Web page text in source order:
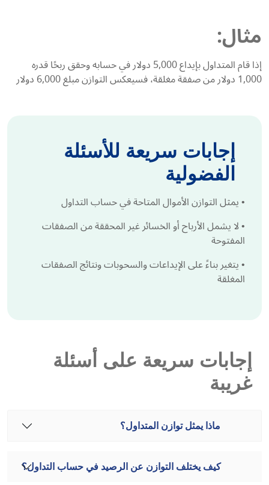
مثال:
إذا قام المتداول بإيداع 5,000 دولار في حسابه وحقق ربحًا قدره
1,000 دولار من صفقة مغلقة، فسيعكس التوازن مبلغ 6,000 دولار
إجابات سريعة للأسئلة
الفضولية
•يمثل التوازن الأموال المتاحة في حساب التداول
•لا يشمل الأرباح أو الخسائر غير المحققة من الصفقات
المفتوحة
•يتغير بناءً على الإيداعات والسحوبات ونتائج الصفقات
المغلقة
إجابات سريعة على أسئلة
غريبة
ماذا يمثل توازن المتداول؟
كيف يختلف التوازن عن الرصيد في حساب التداول؟